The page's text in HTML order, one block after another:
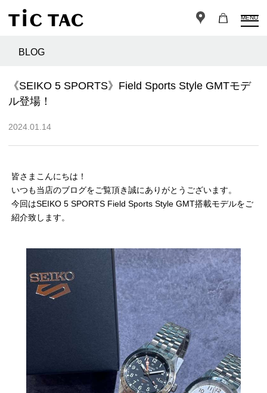
MENU
BLOG
《SEIKO 5 SPORTS》Field Sports Style GMTモデ
ル登場！
2024.01.14
皆さまこんにちは！
いつも当店のブログをご覧頂き誠にありがとうございます。
今回はSEIKO 5 SPORTS Field Sports Style GMT搭載モデルをご
紹介致します。